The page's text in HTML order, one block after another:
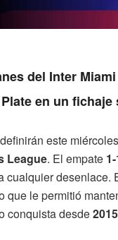
del Inter
en un
definirán este
League. El empate 1-
cualquier desenlace.
que le permitió
conquista desde2015